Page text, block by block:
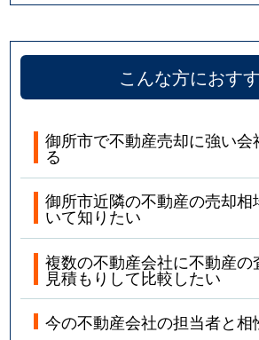
こんな方におす
御所市で不動産売却に強い会
る
御所市近隣の不動産の売却相
いて知りたい
複数の不動産会社に不動産の
見積もりして比較したい
今の不動産会社の担当者と相